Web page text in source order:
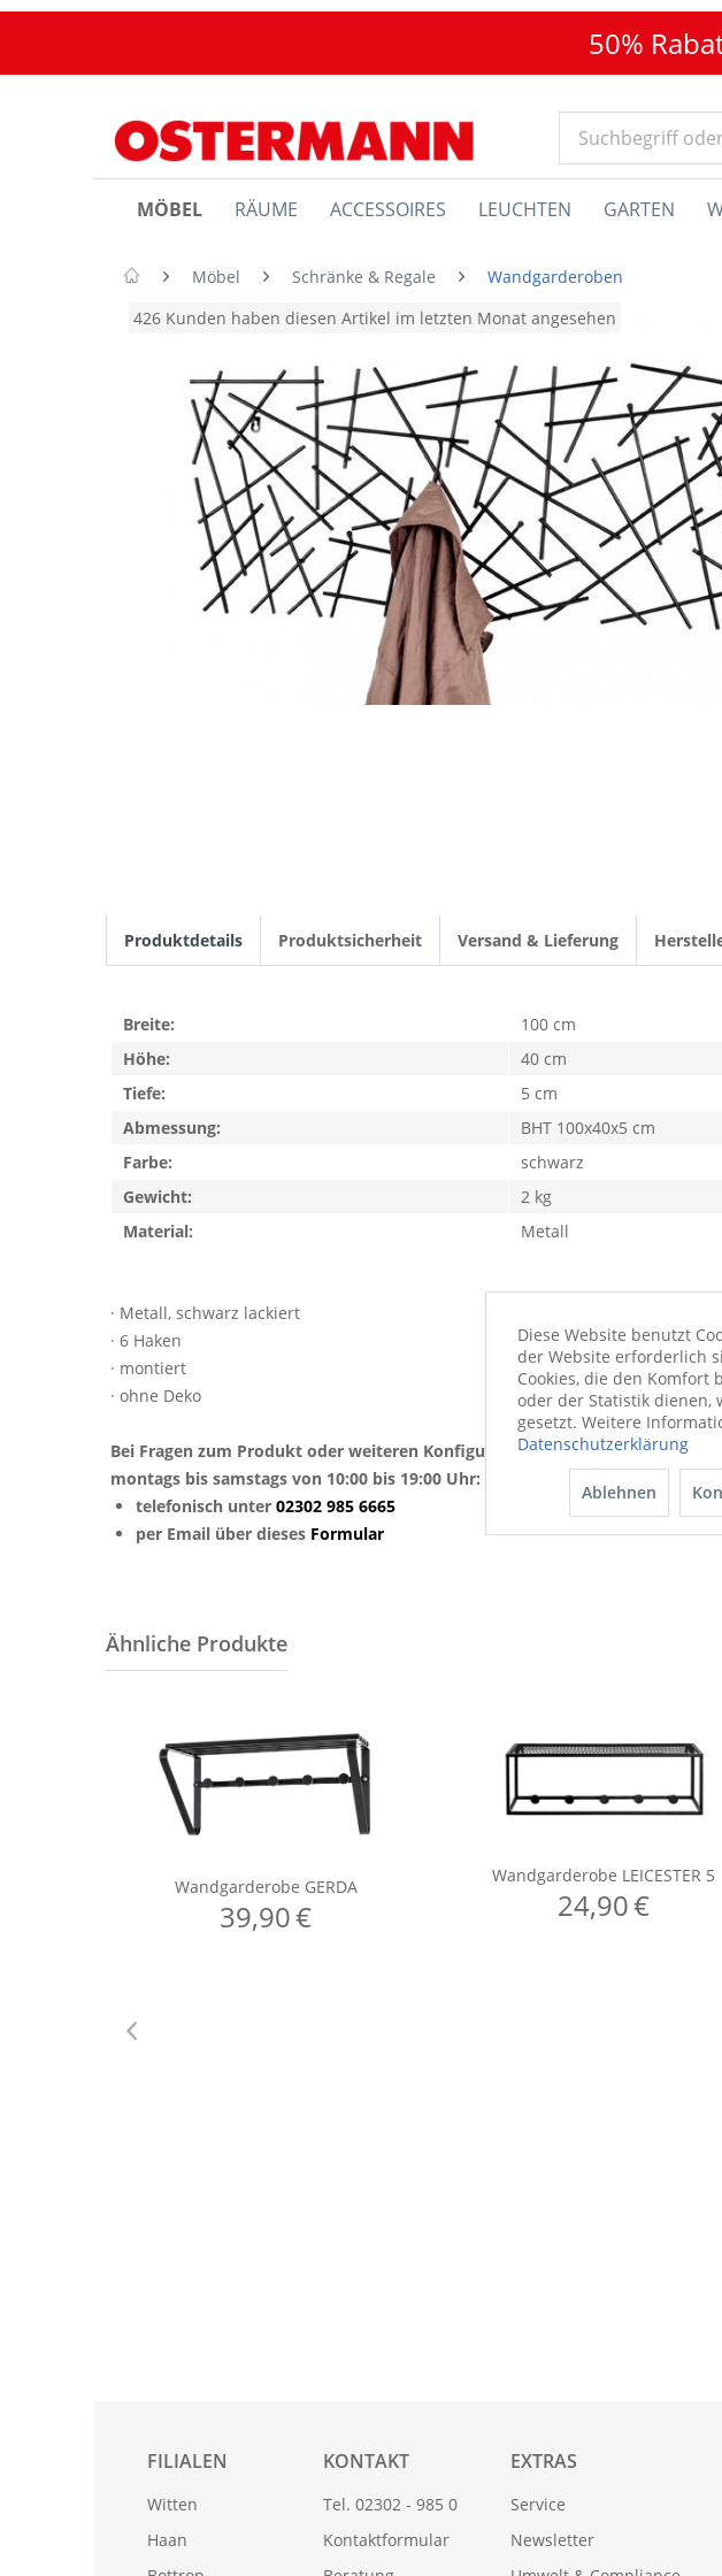
50%
MÖBEL RÄUME ACCESSOIRES LEUCHTEN GARTEN
Möbel Schränke & Regale
Wandgarderoben
426 Kunden haben diesen Artikel im letzten Monat angesehen
Produktdetails Produktsicherheit Versand & Lieferung
· Metall, schwarz lackiert
· 6 Haken
· montiert
· ohne Deko
Bei Fragen zum Produkt oder weiteren Konfigurationswünschen beraten wir
montags bis samstags von 10:00 bis 19:00 Uhr:
telefonisch unter 02302 985 6665
per Email über dieses Formular
Breite:
100 cm
Höhe:
40 cm
Tiefe:
5 cm
Abmessung:
BHT 100x40x5 cm
Farbe:
schwarz
Gewicht:
2 kg
Material:
Metall
FILIALEN
Witten
Haan
KONTAKT
Tel. 02302 - 985 0
Kontaktformular
EXTRAS
Service
Newsletter
Diese Website benutzt
der Website erforderlich
Cookies, die den Komfort
oder der Statistik
gesetzt. Weitere
Datenschutzerklärung
Ablehnen